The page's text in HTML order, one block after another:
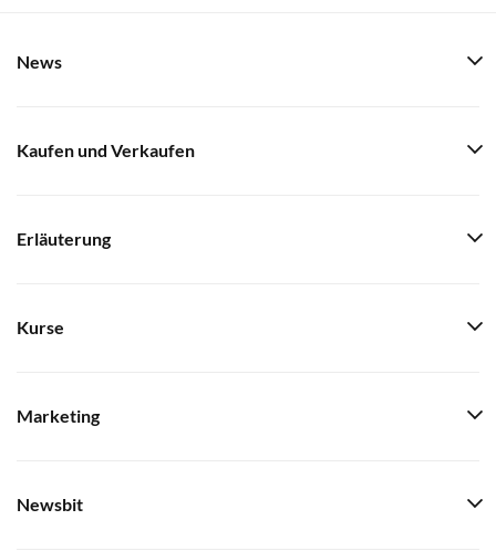
News
Kaufen und Verkaufen
Erläuterung
Kurse
Marketing
Newsbit